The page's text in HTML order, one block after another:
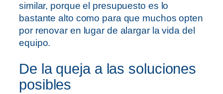
similar, porque el presupuesto es lo
bastante alto como para que muchos opten
por renovar en lugar de alargar la vida del
equipo.
De la queja a las soluciones
posibles